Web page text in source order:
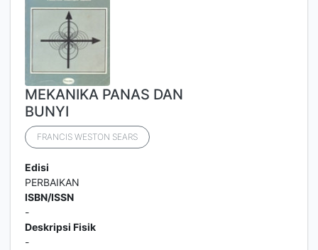
MEKANIKA PANAS DAN
BUNYI
FRANCIS WESTON SEARS
Edisi
PERBAIKAN
ISBN/ISSN
-
Deskripsi Fisik
-